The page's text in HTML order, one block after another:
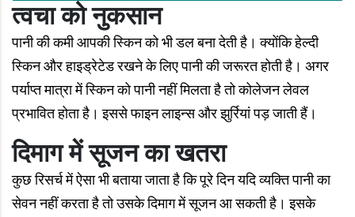
त्वचाको नुकसान
पानी की कमी आपकी स्किन को भी डल बना देती है। क्योंकि हेल्दी
स्किन और हाइड्रेटेड रखने के लिए पानी की जरूरत होती है। अगर
पर्याप्त मात्रा में स्किन को पानी नहीं मिलता है तो कोलेजन लेवल
प्रभावित होता है। इससे फाइन लाइन्स और झुर्रियां पड़ जाती हैं।
दिमाग में सूजन का खतरा
कुछ रिसर्च में ऐसा भी बताया जाता है कि पूरे दिन यदि व्यक्ति पानी का
सेवन नहीं करता है तो उसके दिमाग में सूजन आ सकती है। इसके